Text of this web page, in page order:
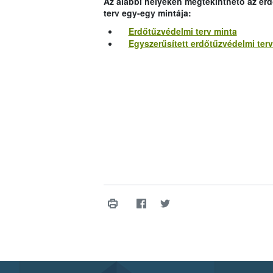
terv egy-egy mintája:
Erdőtűzvédelmi terv minta
Egyszerűsített erdőtűzvédelmi